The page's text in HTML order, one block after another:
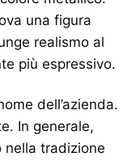
una figura
realismo al
più espressivo.
dell’azienda.
In generale,
nella tradizione